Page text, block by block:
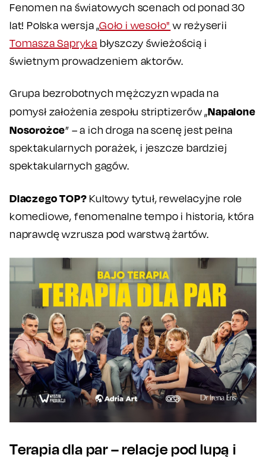
Fenomen na światowych scenach od ponad 30
lat! Polska wersja „Goło i wesoło" w reżyserii
Tomasza Sapryka błyszczy świeżością i
świetnym prowadzeniem aktorów.
Grupa bezrobotnych mężczyzn wpada na
pomysł założenia zespołu striptizerów „Napalone
Nosorożce” – a ich droga na scenę jest pełna
spektakularnych porażek, i jeszcze bardziej
spektakularnych gagów.
Dlaczego TOP? Kultowy tytuł, rewelacyjne role
komediowe, fenomenalne tempo i historia, która
naprawdę wzrusza pod warstwą żartów.
Terapia dla par – relacje pod lupą i